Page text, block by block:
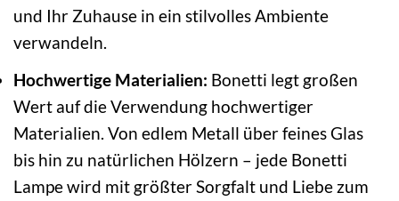
und Ihr Zuhause in ein stilvolles Ambiente
verwandeln.
Hochwertige Materialien: Bonetti legt großen
Wert auf die Verwendung hochwertiger
Materialien. Von edlem Metall über feines Glas
bis hin zu natürlichen Hölzern – jede Bonetti
Lampe wird mit größter Sorgfalt und Liebe zum